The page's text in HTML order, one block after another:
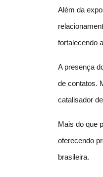
Além da
fortalecendo
A presença
de contatos.
catalisador
Mais do que
oferecendo
brasileira.